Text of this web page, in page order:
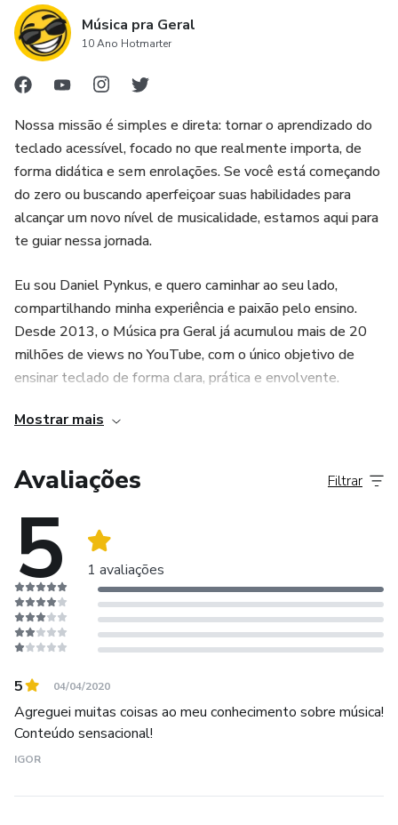
Música pra Geral
10 Ano Hotmarter
Nossa missão é simples e direta: tornar o aprendizado do
teclado acessível, focado no que realmente importa, de
forma didática e sem enrolações. Se você está começando
do zero ou buscando aperfeiçoar suas habilidades para
alcançar um novo nível de musicalidade, estamos aqui para
te guiar nessa jornada.
Eu sou Daniel Pynkus, e quero caminhar ao seu lado,
compartilhando minha experiência e paixão pelo ensino.
Desde 2013, o Música pra Geral já acumulou mais de 20
milhões de views no YouTube, com o único objetivo de
ensinar teclado de forma clara, prática e envolvente.
quanto aqueles que querem melhorar suas técnicas,
Explore nossos vídeos, conheça nossos cursos e juntos
vamos transformar o seu sonho de tocar teclado em
realidade!
Redes Sociais: @musicaprageral
E-mail: musicaprageral@gmail.com
Mostrar mais
Avaliações
5 1 avaliações
Filtrar
5 04/04/2020
Agreguei muitas coisas ao meu conhecimento sobre música!
Conteúdo sensacional!
IGOR